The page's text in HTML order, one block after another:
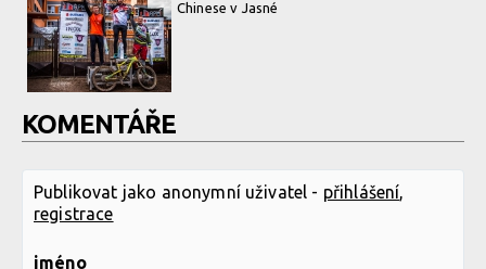
Chinese v Jasné
KOMENTÁŘE
Publikovat jako anonymní uživatel - přihlášení,
registrace
jméno